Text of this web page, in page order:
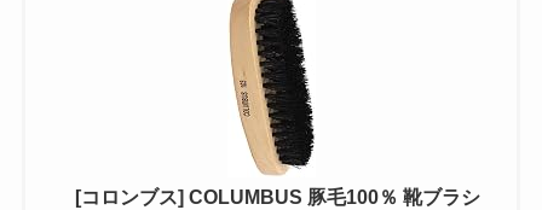
[コロンブス] COLUMBUS 豚毛100％ 靴ブラシ